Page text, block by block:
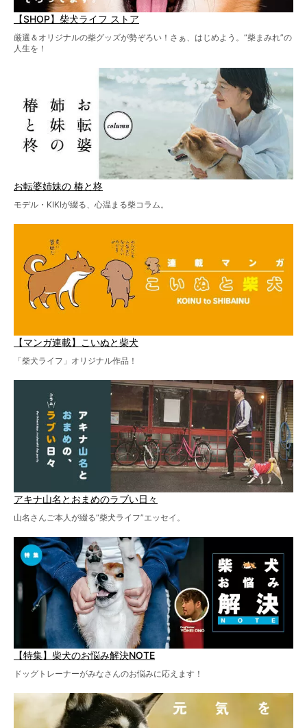
【SHOP】柴犬ライフ ストア
厳選＆オリジナルの柴グッズが勢ぞろい！さぁ、はじめよう。“柴まみれ”の
人生を！
お転婆姉妹の 椿と柊
モデル・KIKIが綴る、心温まる柴コラム。
【マンガ連載】こいぬと柴犬
「柴犬ライフ」オリジナル作品！
アキナ山名とおまめのラブい日々
山名さんご本人が綴る“柴犬ライフ”エッセイ。
【特集】柴犬のお悩み解決NOTE
ドッグトレーナーがみなさんのお悩みに応えます！